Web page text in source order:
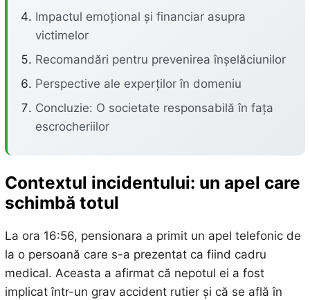
Impactul emoțional și financiar asupra
victimelor
Recomandări pentru prevenirea înșelăciunilor
Perspective ale experților în domeniu
Concluzie: O societate responsabilă în fața
escrocheriilor
Contextul incidentului: un apel care
schimbă totul
La ora 16:56, pensionara a primit un apel telefonic de
la o persoană care s-a prezentat ca fiind cadru
medical. Aceasta a afirmat că nepotul ei a fost
implicat într-un grav accident rutier și că se află în